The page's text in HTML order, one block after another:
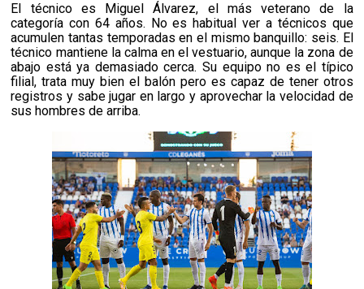
El técnico es Miguel Álvarez, el más veterano de la
categoría con 64 años. No es habitual ver a técnicos que
acumulen tantas temporadas en el mismo banquillo: seis. El
técnico mantiene la calma en el vestuario, aunque la zona de
abajo está ya demasiado cerca. Su equipo no es el típico
filial, trata muy bien el balón pero es capaz de tener otros
registros y sabe jugar en largo y aprovechar la velocidad de
sus hombres de arriba.